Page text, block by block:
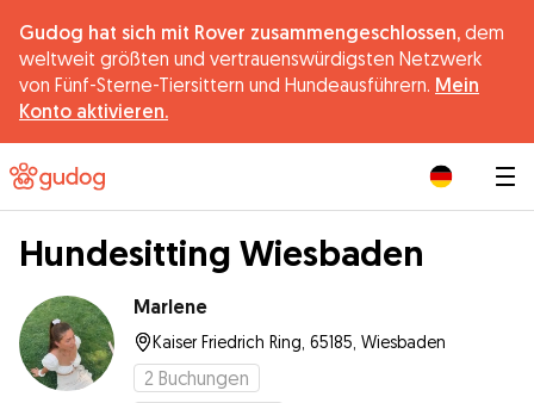
Gudog hat sich mit Rover zusammengeschlossen, dem
weltweit größten und vertrauenswürdigsten Netzwerk
von Fünf-Sterne-Tiersittern und Hundeausführern. Mein
Konto aktivieren.
Hundesitting Wiesbaden
Marlene
Kaiser Friedrich Ring, 65185, Wiesbaden
2 Buchungen